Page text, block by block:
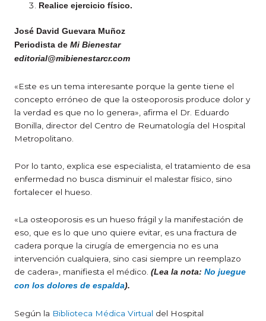
Realice ejercicio físico.
José David Guevara Muñoz
Periodista de Mi Bienestar
editorial@mibienestarcr.com
«Este es un tema interesante porque la gente tiene el
concepto erróneo de que la osteoporosis produce dolor y
la verdad es que no lo genera», afirma el Dr. Eduardo
Bonilla, director del Centro de Reumatología del Hospital
Metropolitano.
Por lo tanto, explica ese especialista, el tratamiento de esa
enfermedad no busca disminuir el malestar físico, sino
fortalecer el hueso.
«La osteoporosis es un hueso frágil y la manifestación de
eso, que es lo que uno quiere evitar, es una fractura de
cadera porque la cirugía de emergencia no es una
intervención cualquiera, sino casi siempre un reemplazo
de cadera», manifiesta el médico. (Lea la nota: No juegue
con los dolores de espalda).
Según la Biblioteca Médica Virtual del Hospital